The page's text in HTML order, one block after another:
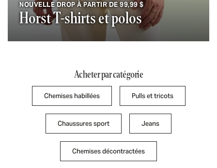
NOUVELLE DROP À PARTIR DE 99,99 $
Horst T-shirts et polos
Acheter par catégorie
Chemises habillées Pulls et tricots
Chaussures sport Jeans
Chemises décontractées